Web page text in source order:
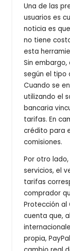
Una de las
usuarios es
noticia es
no tiene
esta
Sin
según el tipo
Cuando se
utilizando el
bancaria
tarifas. En
crédito para
comisiones.
Por otro
servicios, el
tarifas
comprador
Protección al
cuenta que,
propia,